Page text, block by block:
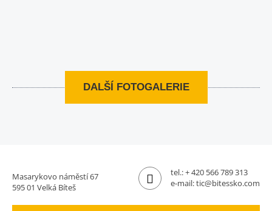
DALŠÍ FOTOGALERIE
Masarykovo náměstí 67
595 01 Velká Bíteš
tel.:+ 420 566 789 313
e-mail:tic@bitessko.com